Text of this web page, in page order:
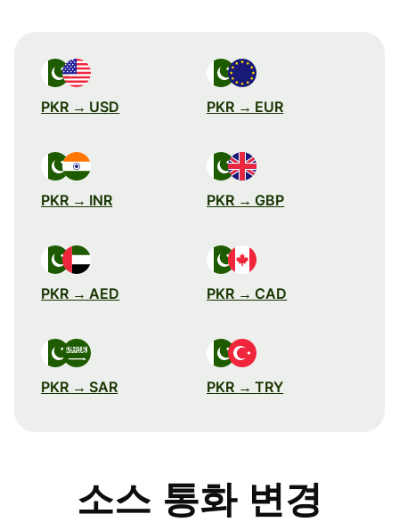
PKR → USD PKR → EUR
PKR → INR PKR → GBP
PKR → AED PKR → CAD
PKR → SAR PKR → TRY
소스 통화 변경